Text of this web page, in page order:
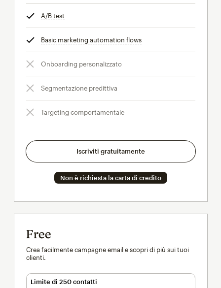
A/B test
Basic marketing automation flowstooltip
Onboarding personalizzato
Segmentazione predittiva
Targeting comportamentale
Iscriviti gratuitamente
Non è richiesta la carta di credito
Free
Crea facilmente campagne email e scopri di più sui tuoi
clienti.
Limite di 250 contatti